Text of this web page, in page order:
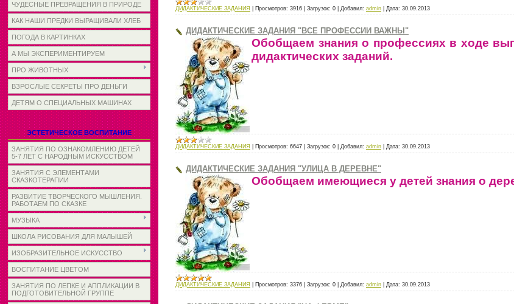
ЧУДЕСНЫЕ ПРЕВРАЩЕНИЯ В ПРИРОДЕ
КАК НАШИ ПРЕДКИ ВЫРАЩИВАЛИ ХЛЕБ
ПОГОДА В КАРТИНКАХ
А МЫ ЭКСПЕРИМЕНТИРУЕМ
ПРО ЖИВОТНЫХ
ВЗРОСЛЫЕ СЕКРЕТЫ ПРО ДЕНЬГИ
ДЕТЯМ О СПЕЦИАЛЬНЫХ МАШИНАХ
ЭСТЕТИЧЕСКОЕ ВОСПИТАНИЕ
ЗАНЯТИЯ ПО ОЗНАКОМЛЕНИЮ ДЕТЕЙ
5-7 ЛЕТ С НАРОДНЫМ ИСКУССТВОМ
ЗАНЯТИЯ С ЭЛЕМЕНТАМИ
СКАЗКОТЕРАПИИ
РАЗВИТИЕ ТВОРЧЕСКОГО МЫШЛЕНИЯ.
РАБОТАЕМ ПО СКАЗКЕ
МУЗЫКА
ШКОЛА РИСОВАНИЯ ДЛЯ МАЛЫШЕЙ
ИЗОБРАЗИТЕЛЬНОЕ ИСКУССТВО
ВОСПИТАНИЕ ЦВЕТОМ
ЗАНЯТИЯ ПО ЛЕПКЕ И АППЛИКАЦИИ В
ПОДГОТОВИТЕЛЬНОЙ ГРУППЕ
ДИДАКТИЧЕСКИЕ ЗАДАНИЯ Просмотров: 3916 Загрузок: 0 Добавил: admin Дата: 30.09.2013
ДИДАКТИЧЕСКИЕ ЗАДАНИЯ "ВСЕ ПРОФЕССИИ ВАЖНЫ"
Обобщаем знания о профессиях в ходе
дидактических заданий.
ДИДАКТИЧЕСКИЕ ЗАДАНИЯ Просмотров: 6647 Загрузок: 0 Добавил: admin Дата: 30.09.2013
ДИДАКТИЧЕСКИЕ ЗАДАНИЯ "УЛИЦА В ДЕРЕВНЕ"
Обобщаем имеющиеся у детей знания о
ДИДАКТИЧЕСКИЕ ЗАДАНИЯ Просмотров: 3376 Загрузок: 0 Добавил: admin Дата: 30.09.2013